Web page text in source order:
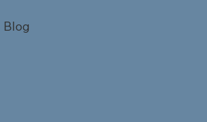
Blog